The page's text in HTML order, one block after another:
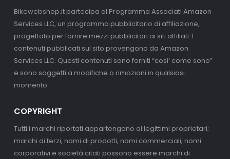
Bikewebshop.it partecipa al Programma Associati Amazon
Services LLC, un programma pubblicitario di affiliazione,
progettato per fornire mezzi pubblicitari ai siti affiliati. I
contenuti pubblicati sul sito provengono da Amazon
Services LLC. Questi contenuti sono forniti “cosi’ come sono”
e sono soggetti a modifiche o rimozioni in qualsiasi
momento.
COPYRIGHT
Tutti i marchi riportati appartengono ai legittimi proprietari;
marchi di terzi, nomi di prodotti, nomi commerciali, nomi
corporativi e società citati possono essere marchi di